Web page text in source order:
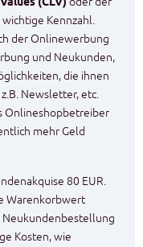
Kennzahl.
der Onlinewerbung
und Neukunden,
die ihnen
Newsletter, etc.
Onlineshopbetreiber
mehr Geld
80 EUR.
Warenkorbwert
Neukundenbestellung
Kosten, wie